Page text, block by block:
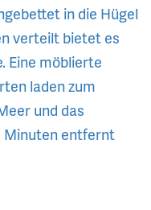
in die Hügel
verteilt bietet es
Eine möblierte
laden zum
und das
Minuten entfernt